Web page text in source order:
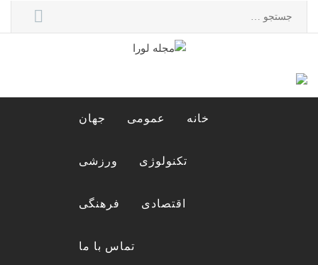
مجله لورا
خانه عمومی جهان
تکنولوژی ورزشی
اقتصادی فرهنگی
تماس با ما